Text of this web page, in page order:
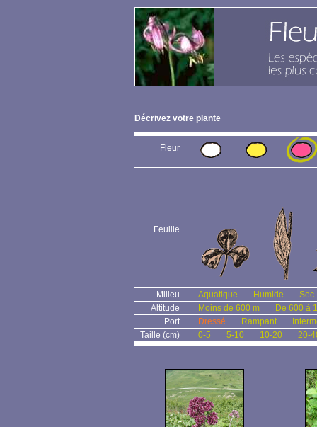
Décrivez votre plante
Fleur
Feuille
Milieu Aquatique Humide
Sec
Altitude
Moins de 600 m
De 600 à
Port
Dressé Rampant
Taille (cm)
0-5 5-10 10-20 20-